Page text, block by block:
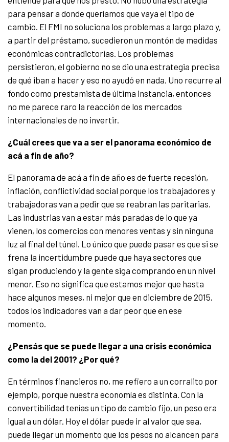
para pensar a donde queríamos que vaya el tipo de
cambio. El FMI no soluciona los problemas a largo plazo y,
a partir del préstamo, sucedieron un montón de medidas
económicas contradictorias. Los problemas
persistieron, el gobierno no se dio una estrategia precisa
de qué iban a hacer y eso no ayudó en nada. Uno recurre al
fondo como prestamista de última instancia, entonces
no me parece raro la reacción de los mercados
internacionales de no invertir.
¿Cuál crees que va a ser el panorama económico de
acá a fin de año?
El panorama de acá a fin de año es de fuerte recesión,
inflación, conflictividad social porque los trabajadores y
trabajadoras van a pedir que se reabran las paritarias.
Las industrias van a estar más paradas de lo que ya
vienen, los comercios con menores ventas y sin ninguna
luz al final del túnel. Lo único que puede pasar es que si se
frena la incertidumbre puede que haya sectores que
sigan produciendo y la gente siga comprando en un nivel
menor. Eso no significa que estamos mejor que hasta
hace algunos meses, ni mejor que en diciembre de 2015,
todos los indicadores van a dar peor que en ese
momento.
¿Pensás que se puede llegar a una crisis económica
como la del 2001? ¿Por qué?
En términos financieros no, me refiero a un corralito por
ejemplo, porque nuestra economía es distinta. Con la
convertibilidad tenías un tipo de cambio fijo, un peso era
igual a un dólar. Hoy el dólar puede ir al valor que sea,
puede llegar un momento que los pesos no alcancen para